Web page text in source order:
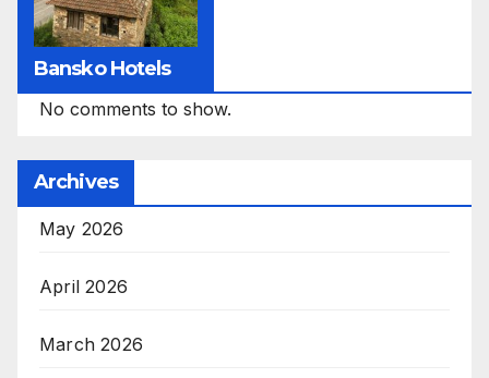
Bansko Hotels
No comments to show.
Archives
May 2026
April 2026
March 2026